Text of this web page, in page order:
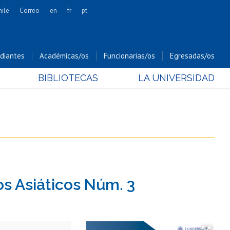
Cs. Forestales y Conservación
Cs. Sociales
Bachillerato
Correo en fr pt
Académicas/os Funcionarias/os Egresadas/os
BIBLIOTECAS LA UNIVERSIDAD
Asiáticos Núm. 3